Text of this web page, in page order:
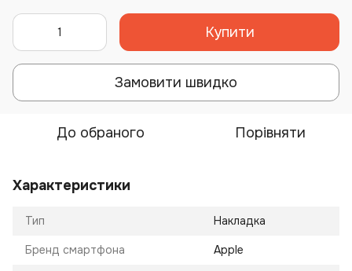
Купити
Замовити швидко
До обраного Порівняти
Характеристики
Тип Накладка
Бренд смартфона Apple